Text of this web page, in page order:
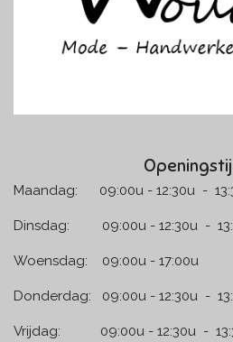
Maandag: 09:00u - 12:30u -
Dinsdag: 09:00u - 12:30u -
Woensdag: 09:00u - 17:00u
Donderdag: 09:00u - 12:30u -
Vrijdag: 09:00u - 12:30u -